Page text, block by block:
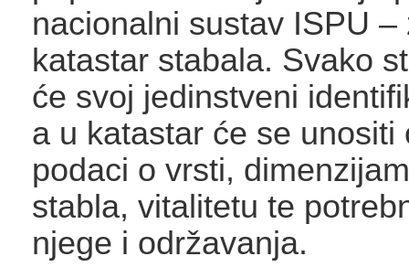
nacionalni sustav ISPU –
katastar stabala. Svako
će svoj jedinstveni
a u katastar će se unositi
podaci o vrsti,
stabla, vitalitetu te
njege i održavanja.